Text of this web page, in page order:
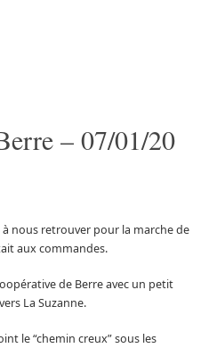
– 07/01/20
à nous retrouver pour la marche de
aux commandes.
de Berre avec un petit
La Suzanne.
le “chemin creux” sous les